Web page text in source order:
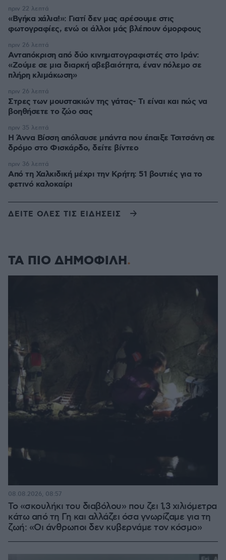
«Βγήκα χάλια!»: Γιατί δεν μας αρέσουμε στις
φωτογραφίες, ενώ οι άλλοι μάς βλέπουν όμορφους
πριν 22 λεπτά
Ανταπόκριση από δύο κινηματογραφιστές στο Ιράν:
«Ζούμε σε μια διαρκή αβεβαιότητα, έναν πόλεμο σε
πλήρη κλιμάκωση»
πριν 26 λεπτά
Στρες των μουστακιών της γάτας- Τι είναι και πώς να
βοηθήσετε το ζώο σας
πριν 26 λεπτά
Η Άννα Βίσση απόλαυσε μπάντα που έπαιξε Τσιτσάνη σε
δρόμο στο Φισκάρδο, δείτε βίντεο
πριν 35 λεπτά
Από τη Χαλκιδική μέχρι την Κρήτη: 51 βουτιές για το
φετινό καλοκαίρι
πριν 36 λεπτά
ΔΕΙΤΕ ΟΛΕΣ ΤΙΣ ΕΙΔΗΣΕΙΣ
ΤΑ ΠΙΟ ΔΗΜΟΦΙΛΗ
Το «σκουλήκι του διαβόλου» που ζει 1,3 χιλιόμετρα
κάτω από τη Γη και αλλάζει όσα γνωρίζαμε για τη
ζωή: «Οι άνθρωποι δεν κυβερνάμε τον κόσμο»
08.08.2026, 08:57